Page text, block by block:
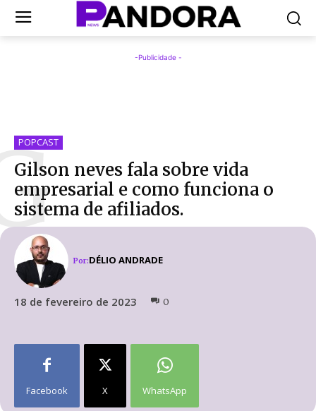
-Publicidade -
POPCAST
Gilson neves fala sobre vida
empresarial e como funciona o
sistema de afiliados.
Por:DÉLIO ANDRADE
18 de fevereiro de 2023 0
Facebook X WhatsApp